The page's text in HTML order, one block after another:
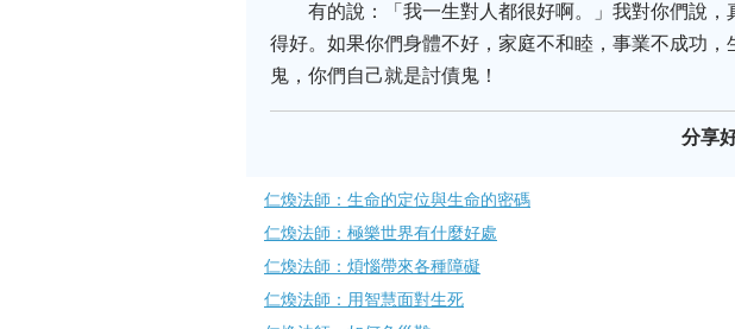
有的說：「我一生對人都很好啊。」我對你們說
得好。如果你們身體不好，家庭不和睦，事業不成功
鬼，你們自己就是討債鬼！
分享
仁煥法師：生命的定位與生命的密碼
仁煥法師：極樂世界有什麼好處
仁煥法師：煩惱帶來各種障礙
仁煥法師：用智慧面對生死